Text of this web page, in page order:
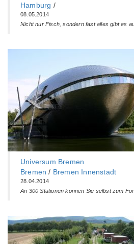
Hamburg /
08.05.2014
Nicht nur Fisch, sondern fast alles gibt es
Universum Bremen
Bremen / Bremen Innenstadt
28.04.2014
An 300 Stationen können Sie selbst zum